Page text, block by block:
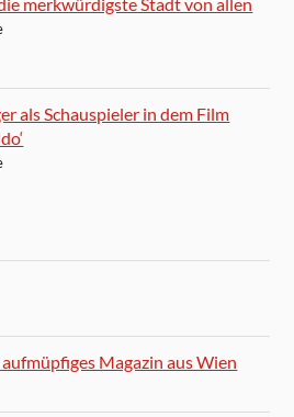
als Schauspieler in dem Film
Magazin aus Wien